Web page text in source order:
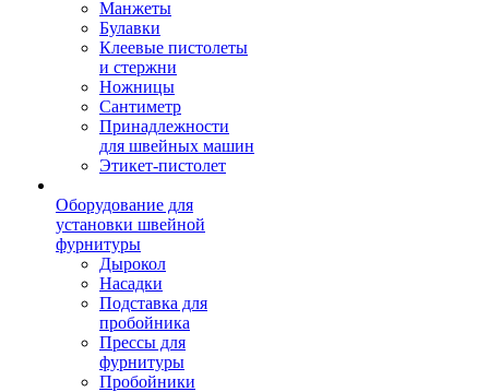
Манжеты
Булавки
Клеевые пистолеты
и стержни
Ножницы
Сантиметр
Принадлежности
для швейных машин
Этикет-пистолет
Оборудование для
установки швейной
фурнитуры
Дырокол
Насадки
Подставка для
пробойника
Прессы для
фурнитуры
Пробойники